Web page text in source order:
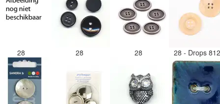
28 28 28 28 - Drops